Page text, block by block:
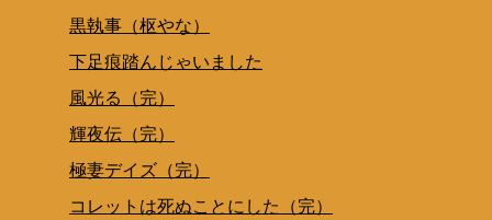
黒執事（枢やな）
下足痕踏んじゃいました
風光る（完）
輝夜伝（完）
極妻デイズ（完）
コレットは死ぬことにした（完）